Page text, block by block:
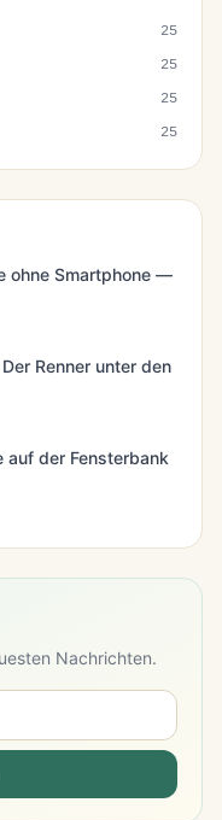
25
25
25
25
ohne Smartphone —
Renner unter den
auf der Fensterbank
Nachrichten.